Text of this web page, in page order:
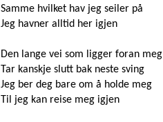
Samme hvilket hav jeg seiler på
Jeg havner alltid her igjen
Den lange vei som ligger foran meg
Tar kanskje slutt bak neste sving
Jeg ber deg bare om å holde meg
Til jeg kan reise meg igjen